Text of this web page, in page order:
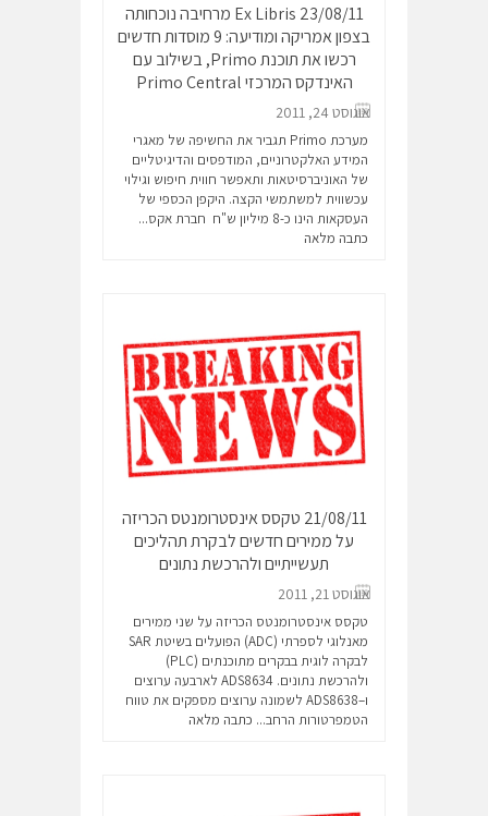
23/08/11 Ex Libris מרחיבה נוכחותה
בצפון אמריקה ומודיעה: 9 מוסדות חדשים
רכשו את תוכנת Primo, בשילוב עם
האינדקס המרכזי Primo Central
אוגוסט 24, 2011
מערכת Primo תגביר את החשיפה של מאגרי
המידע האלקטרוניים, המודפסים והדיגיטליים
של האוניברסיטאות ותאפשר חווית חיפוש וגילוי
עכשווית למשתמשי הקצה. היקפן הכספי של
העסקאות הינו כ-8 מיליון ש"ח חברת אקס...
כתבה מלאה
21/08/11 טקסס אינסטרומנטס הכריזה
על ממירים חדשים לבקרת תהליכים
תעשייתיים ולהרכשת נתונים
אוגוסט 21, 2011
טקסס אינסטרומנטס הכריזה על שני ממירים
מאנלוגי לספרתי (ADC) הפועלים בשיטת SAR
לבקרה לוגית בבקרים מתוכנתים (PLC)
ולהרכשת נתונים. ADS8634 לארבעה ערוצים
ו–ADS8638 לשמונה ערוצים מספקים את טווח
הטמפרטורות הרחב... כתבה מלאה